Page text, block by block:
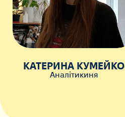
КАТЕРИНА КУМЕЙКО
Аналітикиня